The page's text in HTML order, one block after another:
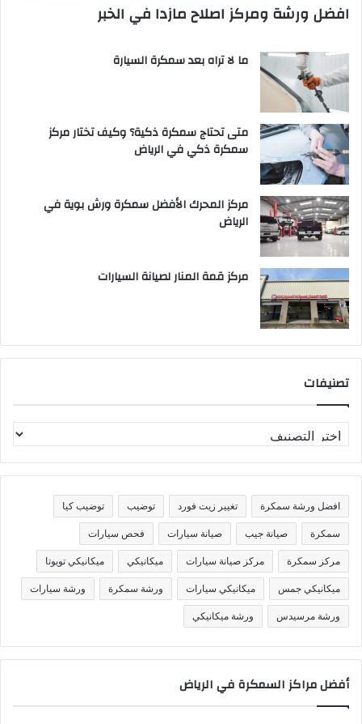
افضل ورشة ومركز اصلاح مازدا في الخبر
ما لا تراه بعد سمكرة السيارة
متى تحتاج سمكرة ذكية؟ وكيف تختار مركز
سمكرة ذكي في الرياض
مركز المحرك الأفضل سمكرة ورش بوية في
الرياض
مركز قمة المنار لصيانة السيارات
تصنيفات
ص
ن
ف
ا
افضل ورشة سمكرة تغيير زيت فورد توضيب توضيب كيا
سمكرة صيانة جيب صيانة سيارات فحص سيارات
مركز سمكرة مركز صيانة سيارات ميكانيكي ميكانيكي تويوتا
ميكانيكي جمس ميكانيكي سيارات ورشة سمكرة ورشة سيارات
ورشة مرسيدس ورشة ميكانيكي
أفضل مراكز السمكرة في الرياض